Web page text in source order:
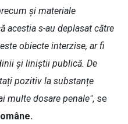
și materiale
acestia s-au deplasat către
obiecte interzise, ar fi
și liniștii publică. De
pozitiv la substanțe
multe dosare penale", se